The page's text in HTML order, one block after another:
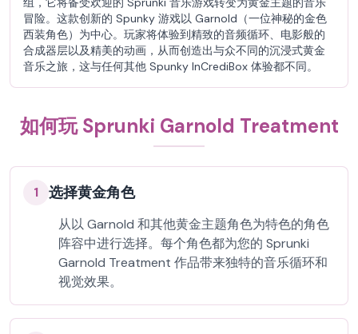
冒险。这款创新的 Spunky 游戏以 Garnold（一位神秘的金色
西装角色）为中心。玩家将体验到精致的音频循环、电影般的
合成器层以及精美的动画，从而创造出与众不同的沉浸式黄金
音乐之旅，这与任何其他 Spunky InCrediBox 体验都不同。
如何玩 Sprunki Garnold Treatment
1 选择黄金角色
从以 Garnold 和其他黄金主题角色为特色的角色
阵容中进行选择。每个角色都为您的 Sprunki
Garnold Treatment 作品带来独特的音乐循环和
视觉效果。